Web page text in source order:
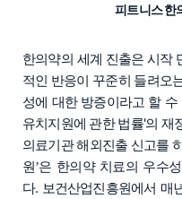
피트니스 한
한의약의 세계 진출은 시작
적인 반응이 꾸준히 들려오
성에 대한 방증이라고 할
유치지원에 관한 법률'의 재
의료기관 해외진출 신고를
원’은 한의약 치료의 우수
다. 보건산업진흥원에서 매